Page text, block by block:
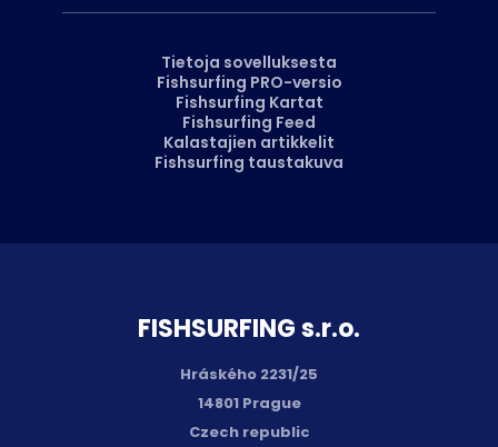
FISH­SURFING s.r.o.
Hráského 2231/25
14801 Prague
Czech republic
Tietoja sovelluksesta
Fishsurfing PRO-versio
Fishsurfing Kartat
Fishsurfing Feed
Kalastajien artikkelit
Fishsurfing taustakuva